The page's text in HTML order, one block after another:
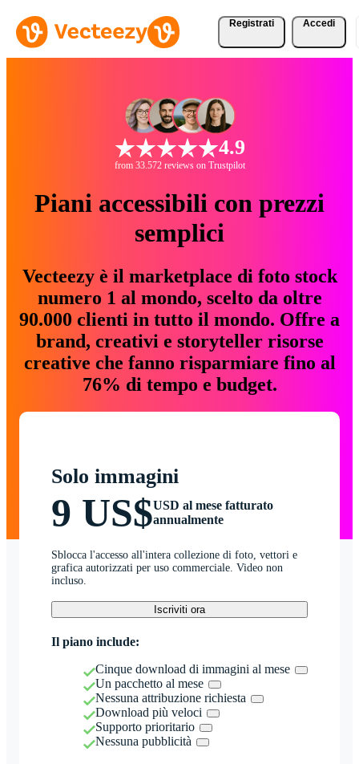
Registrati Accedi
4.9
from 33.572 reviews on Trustpilot
Piani accessibili con prezzi
semplici
Vecteezy è il marketplace di foto stock
numero 1 al mondo, scelto da oltre
90.000 clienti in tutto il mondo. Offre a
brand, creativi e storyteller risorse
creative che fanno risparmiare fino al
76% di tempo e budget.
Solo immagini
9 US$USD al mese fatturato
annualmente
Sblocca l'accesso all'intera collezione di foto, vettori e
grafica autorizzati per uso commerciale. Video non
incluso.
Iscriviti ora
Il piano include:
Cinque download di immagini al mese
Un pacchetto al mese
Nessuna attribuzione richiesta
Download più veloci
Supporto prioritario
Nessuna pubblicità